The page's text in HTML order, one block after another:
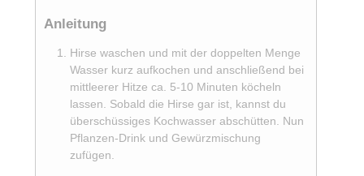
Anleitung
Hirse waschen und mit der doppelten Menge
Wasser kurz aufkochen und anschließend bei
mittleerer Hitze ca. 5-10 Minuten köcheln
lassen. Sobald die Hirse gar ist, kannst du
überschüssiges Kochwasser abschütten. Nun
Pflanzen-Drink und Gewürzmischung
zufügen.